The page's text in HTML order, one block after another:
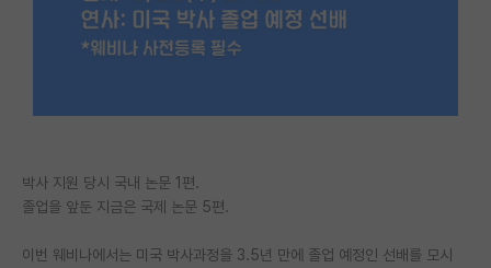
취업 게시판
임용 후기 게시판
특수/전문대학원 게시판
박사 지원 당시 국내 논문 1편.
졸업을 앞둔 지금은 국제 논문 5편.
이번 웨비나에서는 미국 박사과정을 3.5년 만에 졸업 예정인 선배를 모시